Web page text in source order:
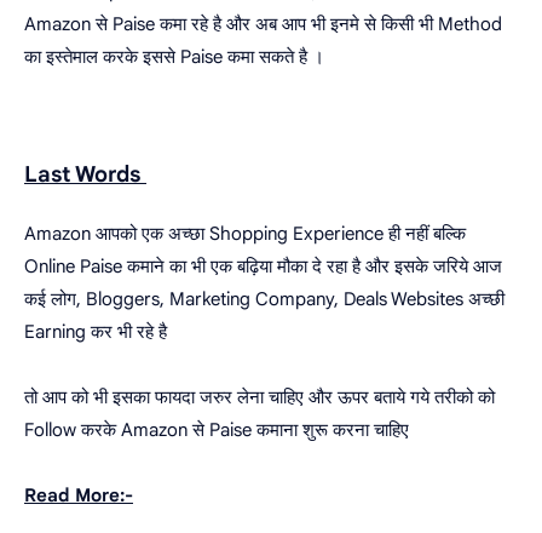
Amazon से Paise कमा रहे है और अब आप भी इनमे से किसी भी Method
का इस्तेमाल करके इससे Paise कमा सकते है ।
Last Words
Amazon आपको एक अच्छा Shopping Experience ही नहीं बल्कि
Online Paise कमाने का भी एक बढ़िया मौका दे रहा है और इसके जरिये आज
कई लोग, Bloggers, Marketing Company, Deals Websites अच्छी
Earning कर भी रहे है
तो आप को भी इसका फायदा जरुर लेना चाहिए और ऊपर बताये गये तरीको को
Follow करके Amazon से Paise कमाना शुरू करना चाहिए
Read More:-